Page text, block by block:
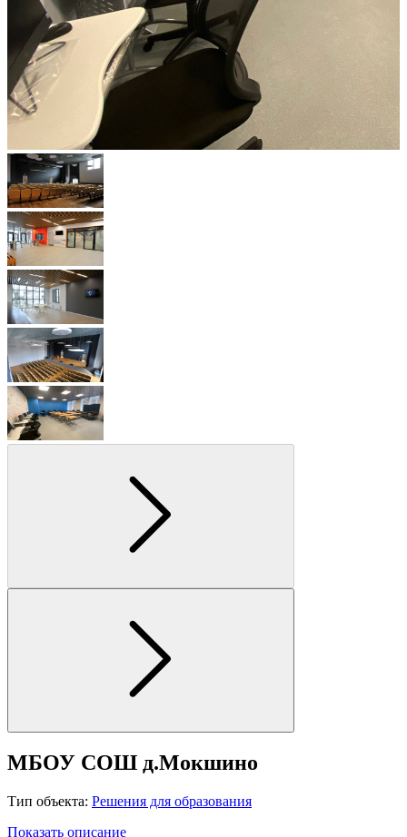
МБОУ СОШ д.Мокшино
Тип объекта: Решения для образования
Показать описание